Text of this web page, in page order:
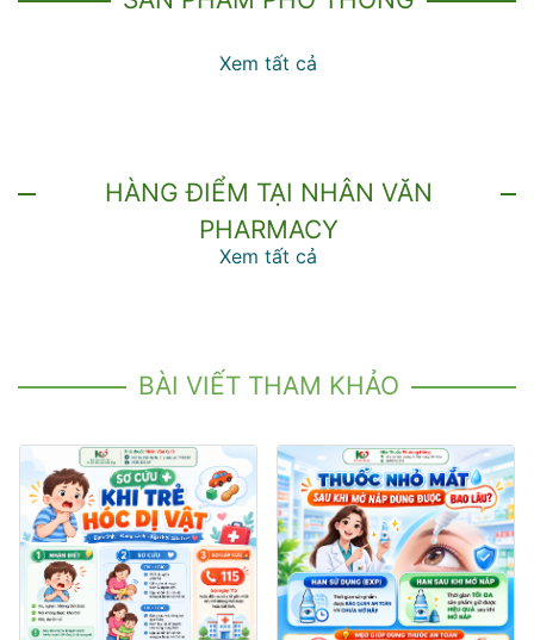
Xem tất cả
HÀNG ĐIỂM TẠI NHÂN VĂN
PHARMACY
Xem tất cả
BÀI VIẾT THAM KHẢO